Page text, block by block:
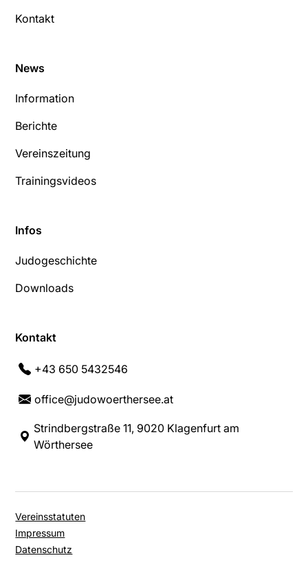
Kontakt
News
Information
Berichte
Vereinszeitung
Trainingsvideos
Infos
Judogeschichte
Downloads
Kontakt
+43 650 5432546
office@judowoerthersee.at
Strindbergstraße 11, 9020 Klagenfurt am
Wörthersee
Vereinsstatuten
Impressum
Datenschutz